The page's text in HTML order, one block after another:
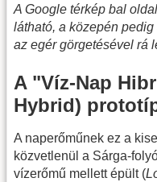
A Google térkép bal
látható, a közepén
az egér görgetésével rá
A "Víz-Nap
Hybrid)
A naperőműnek ez a
közvetlenül a Sárga-
vízerőmű mellett épült (